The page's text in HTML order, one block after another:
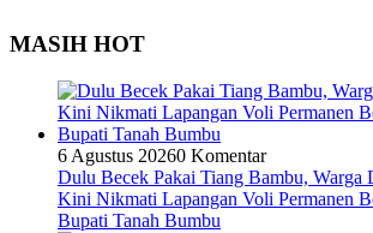
MASIH HOT
6 Agustus 20260 Komentar
Dulu Becek Pakai Tiang Bambu, Warga
Kini Nikmati Lapangan Voli Permanen
Bupati Tanah Bumbu